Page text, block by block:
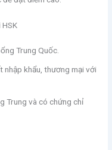
Trung Quốc.
nhập khẩu, thương mại với
Trung và có chứng chỉ